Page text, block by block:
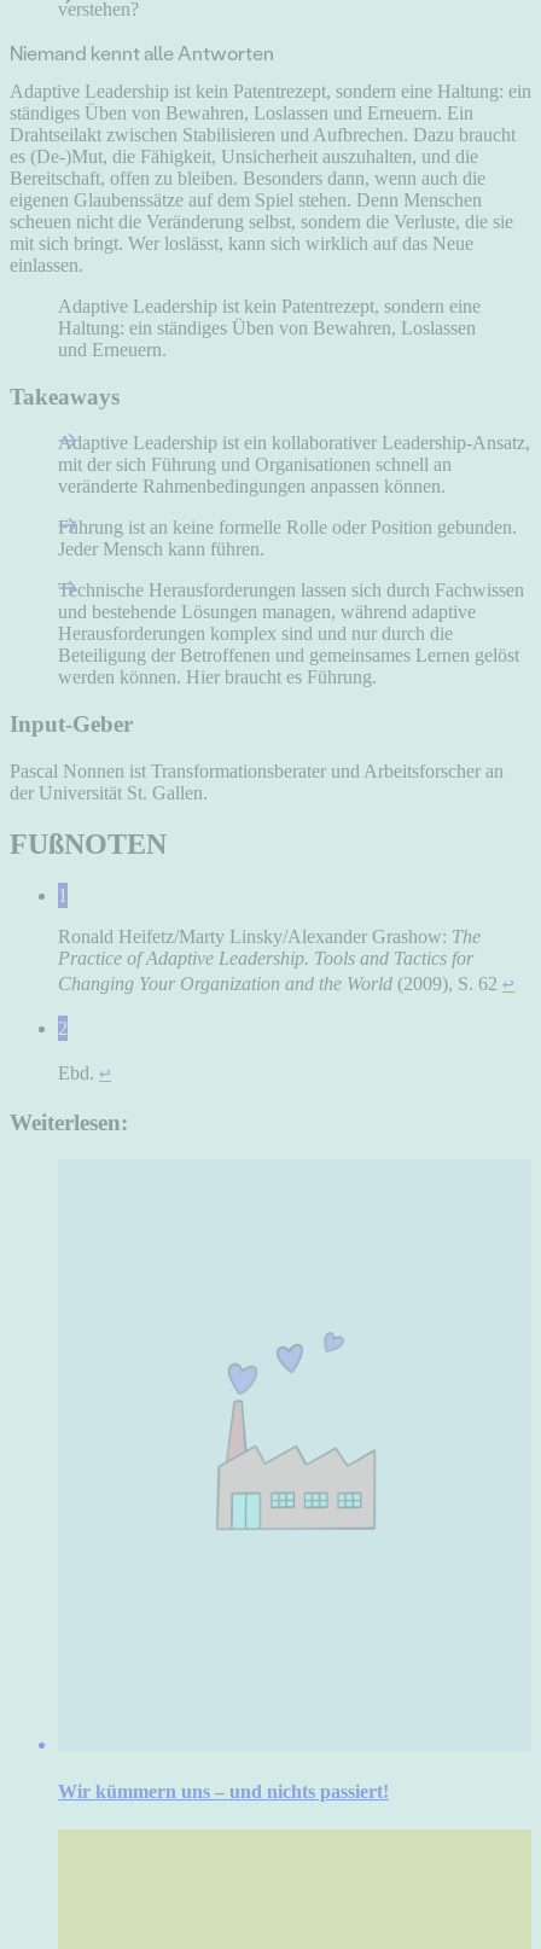
verstehen?
Niemand kennt alle Antworten
Adaptive Leadership ist kein Patentrezept, sondern eine Haltung: ein
ständiges Üben von Bewahren, Loslassen und Erneuern. Ein
Drahtseilakt zwischen Stabilisieren und Aufbrechen. Dazu braucht
es (De-)Mut, die Fähigkeit, Unsicherheit auszuhalten, und die
Bereitschaft, offen zu bleiben. Besonders dann, wenn auch die
eigenen Glaubenssätze auf dem Spiel stehen. Denn Menschen
scheuen nicht die Veränderung selbst, sondern die Verluste, die sie
mit sich bringt. Wer loslässt, kann sich wirklich auf das Neue
einlassen.
Adaptive Leadership ist kein Patentrezept, sondern eine
Haltung: ein ständiges Üben von Bewahren, Loslassen
und Erneuern.
Takeaways
Adaptive Leadership ist ein kollaborativer Leadership-Ansatz,
mit der sich Führung und Organisationen schnell an
veränderte Rahmenbedingungen anpassen können.
Führung ist an keine formelle Rolle oder Position gebunden.
Jeder Mensch kann führen.
Technische Herausforderungen lassen sich durch Fachwissen
und bestehende Lösungen managen, während adaptive
Herausforderungen komplex sind und nur durch die
Beteiligung der Betroffenen und gemeinsames Lernen gelöst
werden können. Hier braucht es Führung.
Input-Geber
Pascal Nonnen ist Transformationsberater und Arbeitsforscher an
der Universität St. Gallen.
FUßNOTEN
1
Ronald Heifetz/Marty Linsky/Alexander Grashow: The
Practice of Adaptive Leadership. Tools and Tactics for
Changing Your Organization and the World (2009), S. 62 ↩
2
Ebd. ↩
Weiterlesen:
Wir kümmern uns – und nichts passiert!